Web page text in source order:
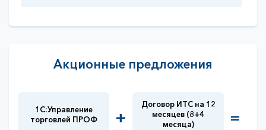
Акционные предложения
1С:Управление
торговлей ПРОФ
+
Договор ИТС на 12
месяцев (8+4
месяца)
=